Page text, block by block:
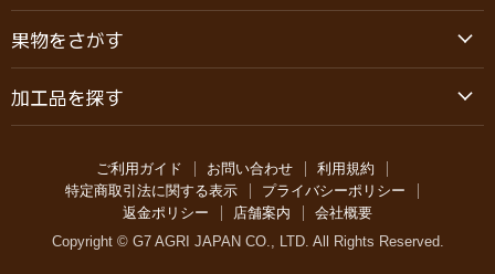
果物をさがす
加工品を探す
ご利用ガイド お問い合わせ
利用規約
特定商取引法に関する表示
プライバシーポリシー
返金ポリシー
店舗案内
会社概要
Copyright © G7 AGRI JAPAN CO., LTD. All Rights Reserved.